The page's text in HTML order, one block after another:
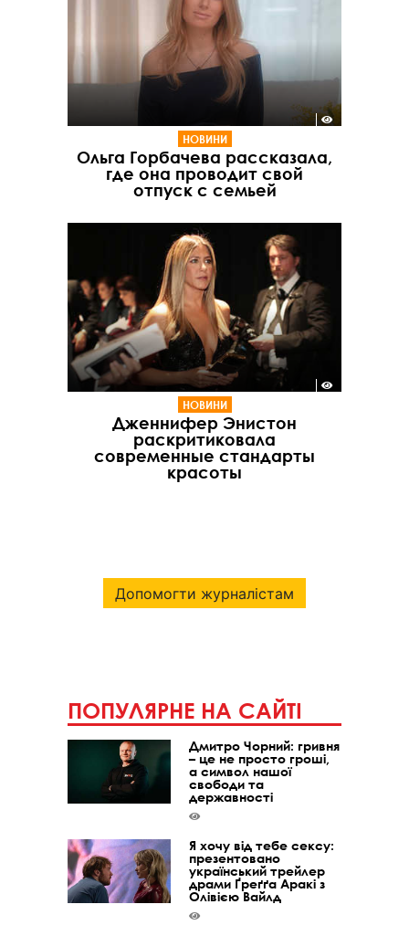
НОВИНИ
Ольга Горбачева рассказала,
где она проводит свой
отпуск с семьей
НОВИНИ
Дженнифер Энистон
раскритиковала
современные стандарты
красоты
Допомогти журналістам
ПОПУЛЯРНЕ НА САЙТІ
Дмитро Чорний: гривня
– це не просто гроші,
а символ нашої
свободи та
державності
Я хочу від тебе сексу:
презентовано
український трейлер
драми Ґреґґа Аракі з
Олівією Вайлд